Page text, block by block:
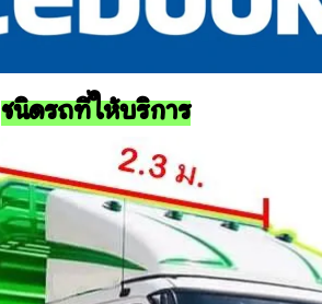
ชนิดรถที่ให้บริการ